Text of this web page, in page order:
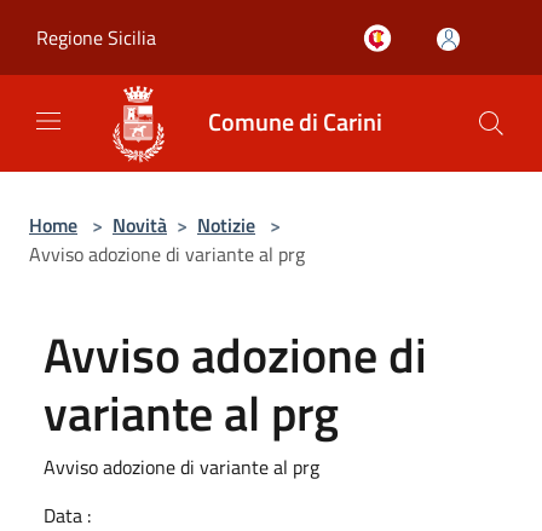
Regione Sicilia
Comune di Carini
Home > Novità > Notizie >
Avviso adozione di variante al prg
Avviso adozione di
variante al prg
Avviso adozione di variante al prg
Data :